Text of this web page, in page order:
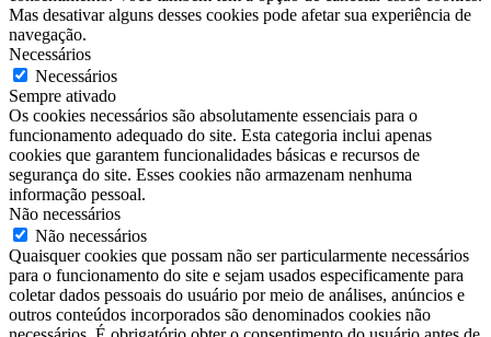
Mas desativar alguns desses cookies pode afetar sua experiência de
navegação.
Necessários
Necessários
Sempre ativado
Os cookies necessários são absolutamente essenciais para o
funcionamento adequado do site. Esta categoria inclui apenas
cookies que garantem funcionalidades básicas e recursos de
segurança do site. Esses cookies não armazenam nenhuma
informação pessoal.
Não necessários
Não necessários
Quaisquer cookies que possam não ser particularmente necessários
para o funcionamento do site e sejam usados ​​especificamente para
coletar dados pessoais do usuário por meio de análises, anúncios e
outros conteúdos incorporados são denominados cookies não